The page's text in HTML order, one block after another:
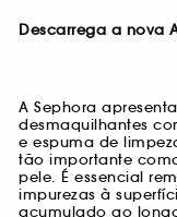
Descarrega a nova
A Sephora
desmaquilhantes
e espuma de
tão importante
pele. É essencial
impurezas à
acumulado ao